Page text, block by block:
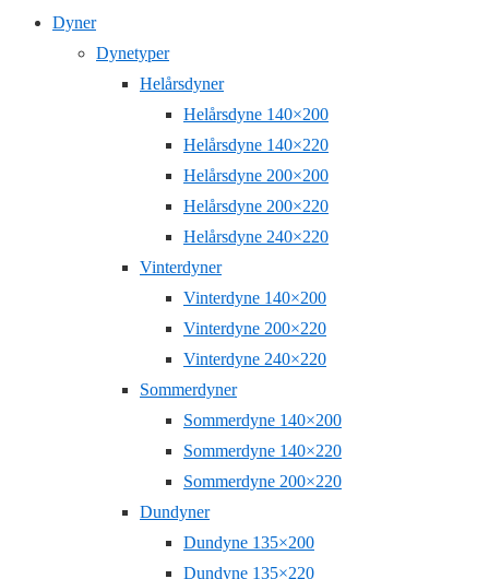
Dyner
Dynetyper
Helårsdyner
Helårsdyne 140×200
Helårsdyne 140×220
Helårsdyne 200×200
Helårsdyne 200×220
Helårsdyne 240×220
Vinterdyner
Vinterdyne 140×200
Vinterdyne 200×220
Vinterdyne 240×220
Sommerdyner
Sommerdyne 140×200
Sommerdyne 140×220
Sommerdyne 200×220
Dundyner
Dundyne 135×200
Dundyne 135×220